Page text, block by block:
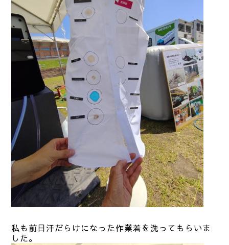
私も前日汗だらけになった作業着を洗ってもらいま
した。